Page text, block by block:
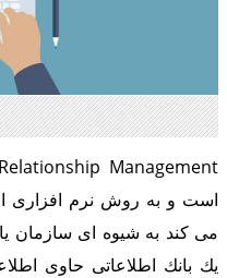
است و به روش نرم افزاری
می كند به شیوه ای سازمان